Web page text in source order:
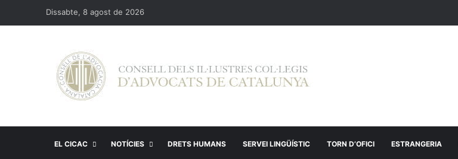
Dissabte, 8 agost de 2026
EL CICAC NOTÍCIES DRETS HUMANS SERVEI LINGÜÍSTIC TORN D’OFICI ESTRANGERIA